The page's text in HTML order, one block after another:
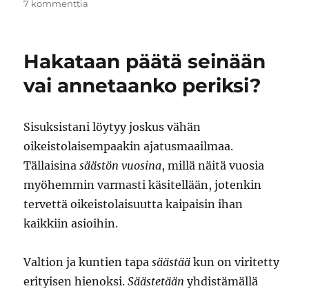
7 kommenttia
Hakataan päätä seinään
vai annetaanko periksi?
Sisuksistani löytyy joskus vähän
oikeistolaisempaakin ajatusmaailmaa.
Tällaisinasäästön vuosina, millä näitä vuosia
myöhemmin varmasti käsitellään, jotenkin
tervettä oikeistolaisuutta kaipaisin ihan
kaikkiin asioihin.
Valtion ja kuntien tapasäästää kun on viritetty
erityisen hienoksi.Säästetään yhdistämällä